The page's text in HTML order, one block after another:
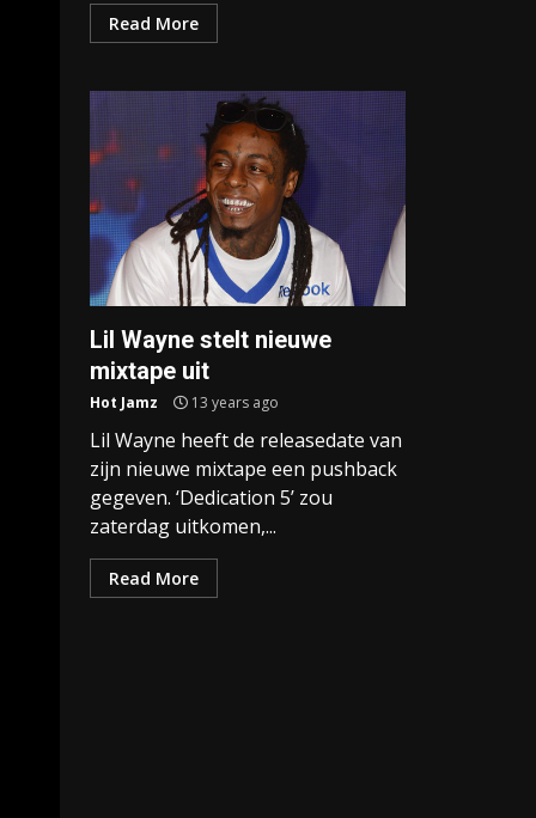
Read More
Lil Wayne stelt nieuwe
mixtape uit
Hot Jamz 13 years ago
Lil Wayne heeft de releasedate van
zijn nieuwe mixtape een pushback
gegeven. ‘Dedication 5’ zou
zaterdag uitkomen,...
Read More